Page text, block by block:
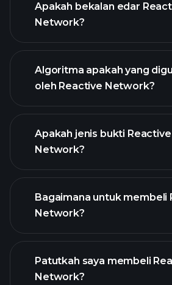
grafik Reactive
Apakah bekalan edar
Network?
Algoritma apakah yang
oleh Reactive Network?
Apakah jenis bukti Reactive
Network?
Bagaimana untuk membeli
Network?
Patutkah saya membeli
Network?